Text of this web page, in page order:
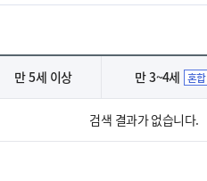
만 5세 이상 만 3~4세 혼합
검색 결과가 없습니다.